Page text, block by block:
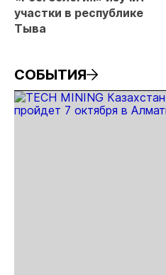
участки в республике
Тыва
СОБЫТИЯ